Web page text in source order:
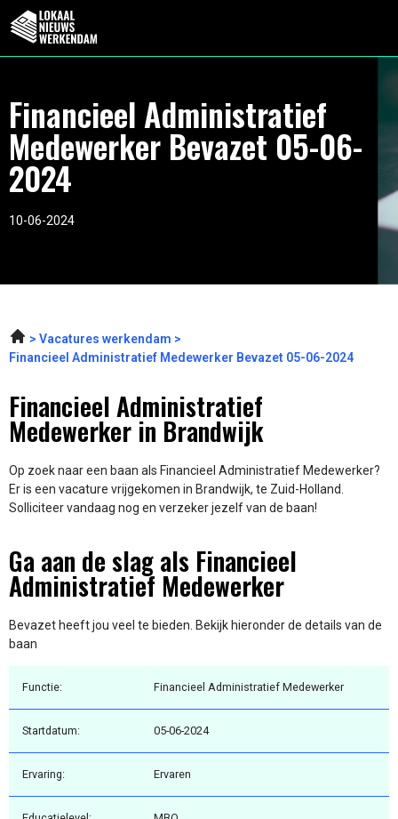
Financieel Administratief
Medewerker Bevazet 05-06-
2024
10-06-2024
Vacatures werkendam
Financieel Administratief Medewerker Bevazet 05-06-2024
Financieel Administratief
Medewerker in Brandwijk
Op zoek naar een baan als Financieel Administratief Medewerker?
Er is een vacature vrijgekomen in Brandwijk, te Zuid-Holland.
Solliciteer vandaag nog en verzeker jezelf van de baan!
Ga aan de slag als Financieel
Administratief Medewerker
Bevazet heeft jou veel te bieden. Bekijk hieronder de details van de
baan
Functie: Financieel Administratief Medewerker
Startdatum: 05-06-2024
Ervaring: Ervaren